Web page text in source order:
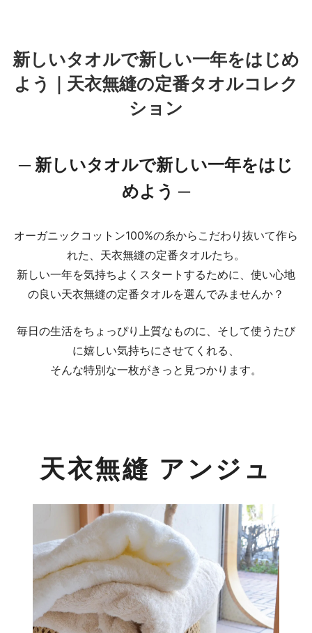
新しいタオルで新しい一年をはじめ
よう｜天衣無縫の定番タオルコレク
ション
─ 新しいタオルで新しい一年をはじ
めよう ─
オーガニックコットン100%の糸からこだわり抜いて作ら
れた、天衣無縫の定番タオルたち。
新しい一年を気持ちよくスタートするために、使い心地
の良い天衣無縫の定番タオルを選んでみませんか？
毎日の生活をちょっぴり上質なものに、そして使うたび
に嬉しい気持ちにさせてくれる、
そんな特別な一枚がきっと見つかります。
天衣無縫 アンジュ